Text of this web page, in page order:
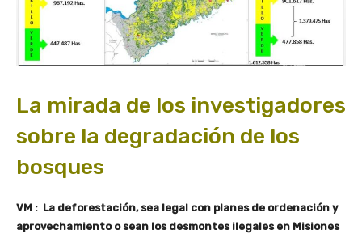
La mirada de los investigadores
sobre la degradación de los
bosques
VM : La deforestación, sea legal con planes de ordenación y
aprovechamiento o sean los desmontes ilegales en Misiones